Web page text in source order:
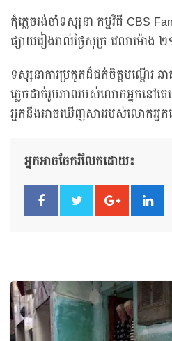
កុំភ្លេចរង់ចាំទស្សនា កម្មវិធី CBS
ផ្សាយរៀងរាល់ថ្ងៃសុក្រ វេលាម៉ោ
ទស្សនាការប្រកួតដ៏ជក់ចិត្តបណ្តើរ ឆា
ភ្លេចដាក់រូបភាពរបស់លោកអ្នកនៅ
អ្នកនឹងអាចឃើញសាររបស់លោកអ្ន
អ្នកអាចចែករំលែកដោយ៖